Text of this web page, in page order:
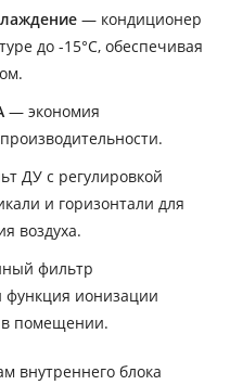
— кондиционер
до -15°C, обеспечивая
— экономия
ДУ с регулировкой
и горизонтали для
воздуха.
фильтр
функция ионизации
в помещении.
внутреннего блока